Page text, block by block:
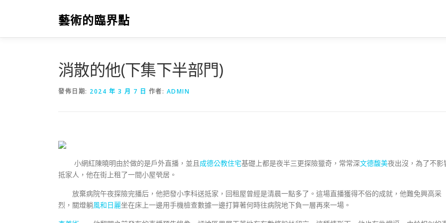
要
藝術的臨界點
消散的他(下集下半部門)
發佈日期: 2024 年 3 月 7 日 作者: ADMIN
小網紅陳曉明由於做的是戶外直播，並且成德公教住宅基礎上都是夜半三更探險獵奇，常常深文德馥美夜出沒，為了不影
抵家人，他在街上租了一間小屋煢居。
放棄病院午夜探險完播后，他把發小李科送抵家，回租屋曾經是清晨一點多了。這場直播獲得不俗的成就，他難免興高采
烈，關燈躺風和日麗坐在床上一邊用手機檢查數據一邊打算著何時往病院地下負一層再來一場。